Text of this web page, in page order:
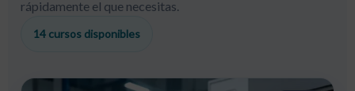
rápidamente el que necesitas.
14 cursos disponibles